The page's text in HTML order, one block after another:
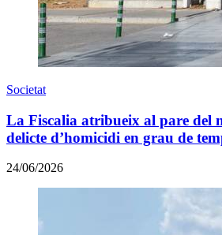
Societat
La Fiscalia atribueix al pare del
delicte d’homicidi en grau de
24/06/2026